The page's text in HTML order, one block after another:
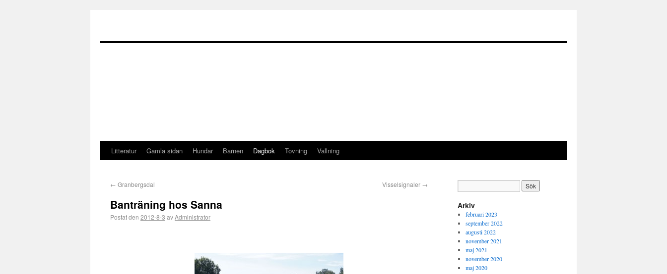
Litteratur Gamla sidan Hundar Barnen Dagbok Tovning Vallning
← Granbergsdal Visselsignaler →
Banträning hos Sanna
Postat den 2012-8-3 avAdministrator
Arkiv
februari 2023
september 2022
augusti 2022
november 2021
maj 2021
november 2020
maj 2020